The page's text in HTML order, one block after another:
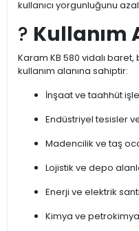
kullanıcı yorgunluğunu
?️ Kullanım
Karam KB 580 vidalı
kullanım alanına sahiptir:
İnşaat ve taahhüt
Endüstriyel tesisler
Madencilik ve taş
Lojistik ve depo
Enerji ve elektrik
Kimya ve